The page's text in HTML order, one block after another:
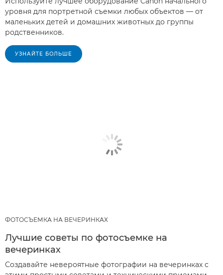
уровня для портретной съемки любых объектов — от
маленьких детей и домашних животных до группы
родственников.
УЗНАЙТЕ БОЛЬШЕ
ФОТОСЪЕМКА НА ВЕЧЕРИНКАХ
Лучшие советы по фотосъемке на
вечеринках
Создавайте невероятные фотографии на вечеринках с